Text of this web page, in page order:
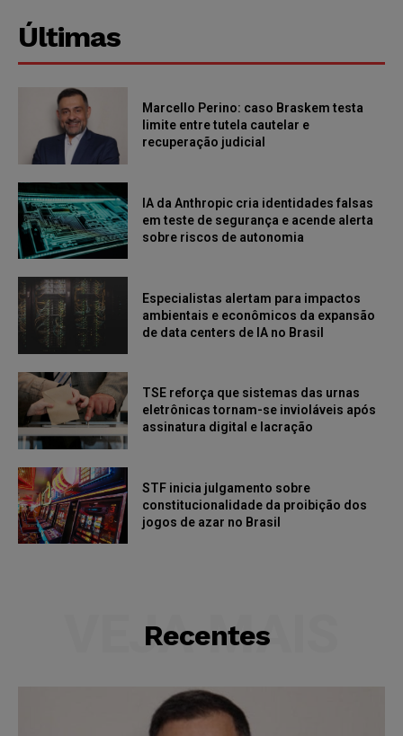
Últimas
Marcello Perino: caso Braskem testa
limite entre tutela cautelar e
recuperação judicial
IA da Anthropic cria identidades falsas
em teste de segurança e acende alerta
sobre riscos de autonomia
Especialistas alertam para impactos
ambientais e econômicos da expansão
de data centers de IA no Brasil
TSE reforça que sistemas das urnas
eletrônicas tornam-se invioláveis após
assinatura digital e lacração
STF inicia julgamento sobre
constitucionalidade da proibição dos
jogos de azar no Brasil
Recentes
VEJA MAIS